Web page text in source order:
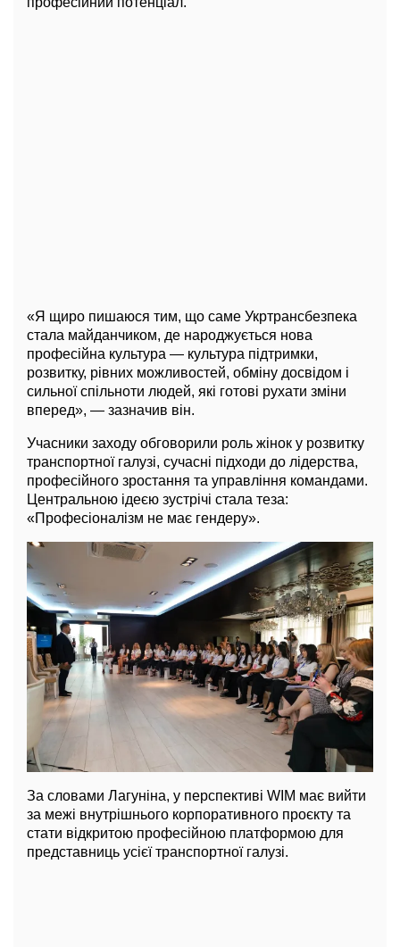
«Я щиро пишаюся тим, що саме Укртрансбезпека
стала майданчиком, де народжується нова
професійна культура — культура підтримки,
розвитку, рівних можливостей, обміну досвідом і
сильної спільноти людей, які готові рухати зміни
вперед», — зазначив він.
Учасники заходу обговорили роль жінок у розвитку
транспортної галузі, сучасні підходи до лідерства,
професійного зростання та управління командами.
Центральною ідеєю зустрічі стала теза:
«Професіоналізм не має гендеру».
За словами Лагуніна, у перспективі WIM має вийти
за межі внутрішнього корпоративного проєкту та
стати відкритою професійною платформою для
представниць усієї транспортної галузі.